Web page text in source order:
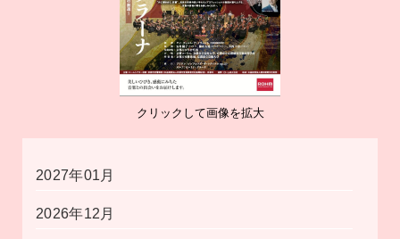
クリックして画像を拡大
2027年01月
2026年12月